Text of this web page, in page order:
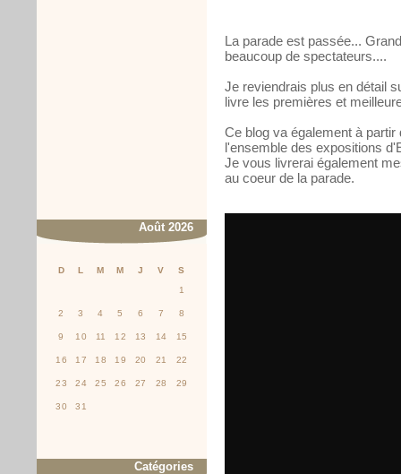
Août 2026
D L M M J V
S
1
2 3 4 5 6 7 8
9 10 11 12 13 14 15
16 17 18 19 20 21 22
23 24 25 26 27 28 29
30 31
Catégories
La parade est passée...
beaucoup de spectateurs....
Je reviendrais plus en détail
livre les premières et
Ce blog va également à
l'ensemble des expositions
Je vous livrerai également
au coeur de la parade.